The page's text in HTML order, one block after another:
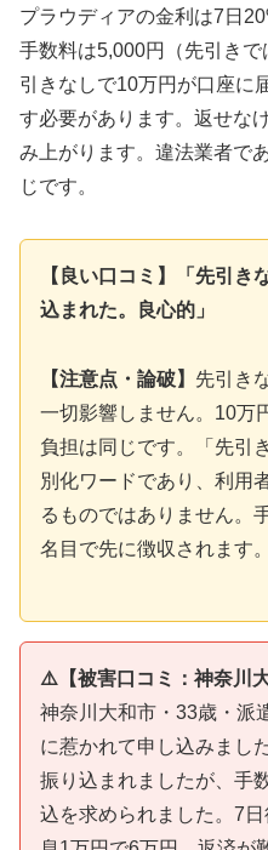
プラウディアの金利は7日
手数料は5,000円（先引き
引きなしで10万円が口座に
す必要があります。返せな
み上がります。違法業者で
じです。
【良い口コミ】「先引き
込まれた。良心的」
【注意点・論破】 先引き
一切影響しません。10万
負担は同じです。「先引
別化ワードであり、利用
るものではありません。
名目で先に徴収されます。
⚠️【被害口コミ：神奈川
神奈川大和市・33歳・派
に惹かれて申し込みまし
振り込まれましたが、手
込を求められました。7